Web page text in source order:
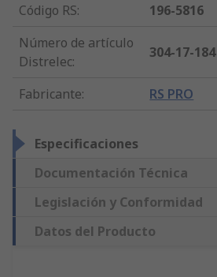
Código RS:
196-5816
Número de artículo
Distrelec:
304-17-184
Fabricante: RS PRO
Especificaciones
Documentación Técnica
Legislación y Conformidad
Datos del Producto